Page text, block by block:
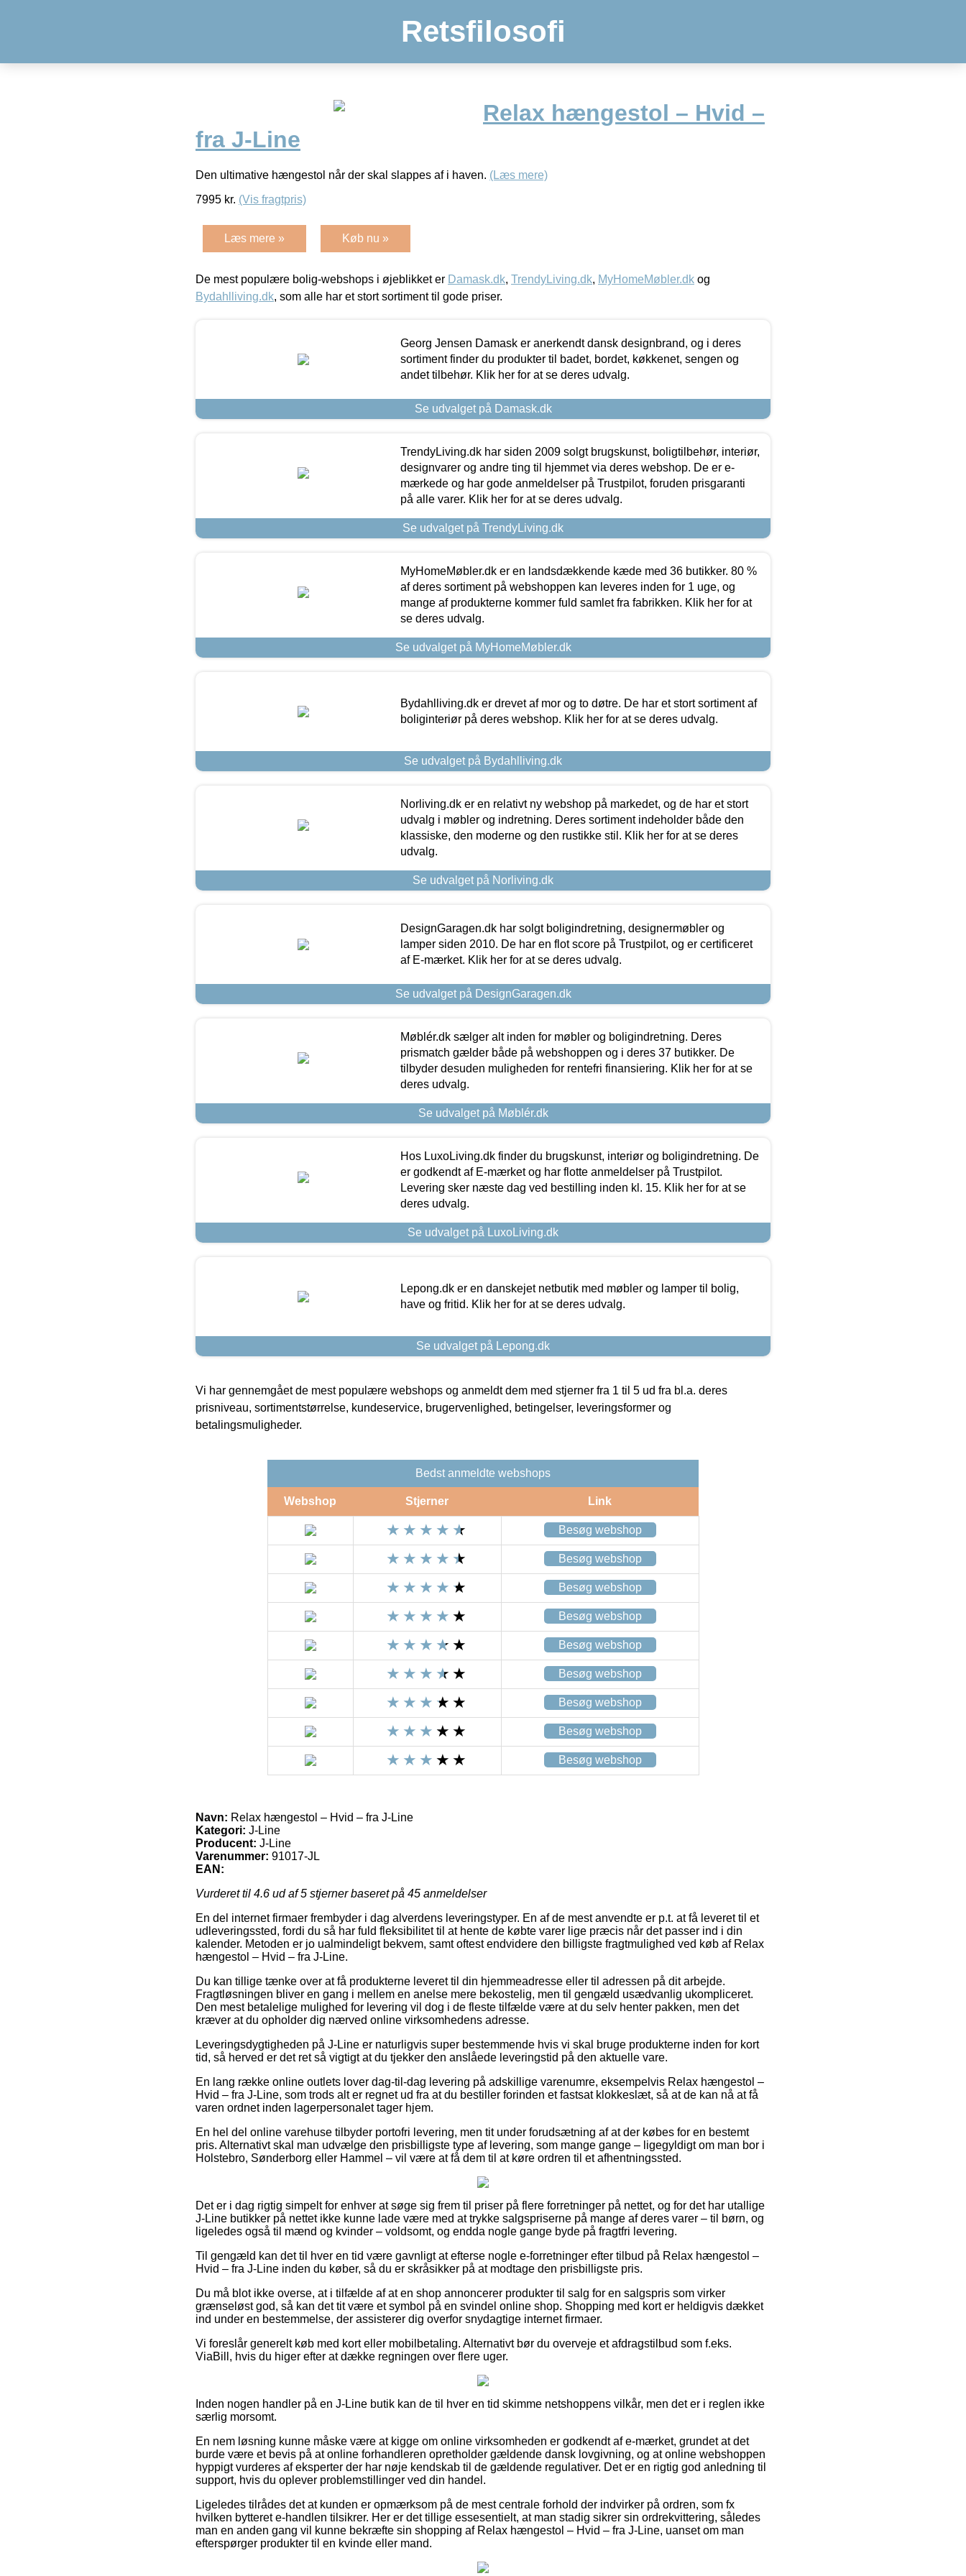
Retsfilosofi
Relax hængestol – Hvid –
fra J-Line
Den ultimative hængestol når der skal slappes af i haven. (Læs mere)
7995 kr. (Vis fragtpris)
Læs mere » Køb nu »
De mest populære bolig-webshops i øjeblikket er Damask.dk, TrendyLiving.dk, MyHomeMøbler.dk og
Bydahlliving.dk, som alle har et stort sortiment til gode priser.
Georg Jensen Damask er anerkendt dansk designbrand, og i deres
sortiment finder du produkter til badet, bordet, køkkenet, sengen og
andet tilbehør. Klik her for at se deres udvalg.
Se udvalget på Damask.dk
TrendyLiving.dk har siden 2009 solgt brugskunst, boligtilbehør, interiør,
designvarer og andre ting til hjemmet via deres webshop. De er e-
mærkede og har gode anmeldelser på Trustpilot, foruden prisgaranti
på alle varer. Klik her for at se deres udvalg.
Se udvalget på TrendyLiving.dk
MyHomeMøbler.dk er en landsdækkende kæde med 36 butikker. 80 %
af deres sortiment på webshoppen kan leveres inden for 1 uge, og
mange af produkterne kommer fuld samlet fra fabrikken. Klik her for at
se deres udvalg.
Se udvalget på MyHomeMøbler.dk
Bydahlliving.dk er drevet af mor og to døtre. De har et stort sortiment af
boliginteriør på deres webshop. Klik her for at se deres udvalg.
Se udvalget på Bydahlliving.dk
Norliving.dk er en relativt ny webshop på markedet, og de har et stort
udvalg i møbler og indretning. Deres sortiment indeholder både den
klassiske, den moderne og den rustikke stil. Klik her for at se deres
udvalg.
Se udvalget på Norliving.dk
DesignGaragen.dk har solgt boligindretning, designermøbler og
lamper siden 2010. De har en flot score på Trustpilot, og er certificeret
af E-mærket. Klik her for at se deres udvalg.
Se udvalget på DesignGaragen.dk
Møblér.dk sælger alt inden for møbler og boligindretning. Deres
prismatch gælder både på webshoppen og i deres 37 butikker. De
tilbyder desuden muligheden for rentefri finansiering. Klik her for at se
deres udvalg.
Se udvalget på Møblér.dk
Hos LuxoLiving.dk finder du brugskunst, interiør og boligindretning. De
er godkendt af E-mærket og har flotte anmeldelser på Trustpilot.
Levering sker næste dag ved bestilling inden kl. 15. Klik her for at se
deres udvalg.
Se udvalget på LuxoLiving.dk
Lepong.dk er en danskejet netbutik med møbler og lamper til bolig,
have og fritid. Klik her for at se deres udvalg.
Se udvalget på Lepong.dk
Vi har gennemgået de mest populære webshops og anmeldt dem med stjerner fra 1 til 5 ud fra bl.a. deres
prisniveau, sortimentstørrelse, kundeservice, brugervenlighed, betingelser, leveringsformer og
betalingsmuligheder.
Bedst anmeldte webshops
Webshop Stjerner Link
Besøg webshop
Besøg webshop
Besøg webshop
Besøg webshop
Besøg webshop
Besøg webshop
Besøg webshop
Besøg webshop
Besøg webshop
Navn: Relax hængestol – Hvid – fra J-Line
Kategori: J-Line
Producent: J-Line
Varenummer: 91017-JL
EAN:
Vurderet til 4.6 ud af 5 stjerner baseret på 45 anmeldelser
En del internet firmaer frembyder i dag alverdens leveringstyper. En af de mest anvendte er p.t. at få leveret til et
udleveringssted, fordi du så har fuld fleksibilitet til at hente de købte varer lige præcis når det passer ind i din
kalender. Metoden er jo ualmindeligt bekvem, samt oftest endvidere den billigste fragtmulighed ved køb af Relax
hængestol – Hvid – fra J-Line.
Du kan tillige tænke over at få produkterne leveret til din hjemmeadresse eller til adressen på dit arbejde.
Fragtløsningen bliver en gang i mellem en anelse mere bekostelig, men til gengæld usædvanlig ukompliceret.
Den mest betalelige mulighed for levering vil dog i de fleste tilfælde være at du selv henter pakken, men det
kræver at du opholder dig nærved online virksomhedens adresse.
Leveringsdygtigheden på J-Line er naturligvis super bestemmende hvis vi skal bruge produkterne inden for kort
tid, så herved er det ret så vigtigt at du tjekker den anslåede leveringstid på den aktuelle vare.
En lang række online outlets lover dag-til-dag levering på adskillige varenumre, eksempelvis Relax hængestol –
Hvid – fra J-Line, som trods alt er regnet ud fra at du bestiller forinden et fastsat klokkeslæt, så at de kan nå at få
varen ordnet inden lagerpersonalet tager hjem.
En hel del online varehuse tilbyder portofri levering, men tit under forudsætning af at der købes for en bestemt
pris. Alternativt skal man udvælge den prisbilligste type af levering, som mange gange – ligegyldigt om man bor i
Holstebro, Sønderborg eller Hammel – vil være at få dem til at køre ordren til et afhentningssted.
Det er i dag rigtig simpelt for enhver at søge sig frem til priser på flere forretninger på nettet, og for det har utallige
J-Line butikker på nettet ikke kunne lade være med at trykke salgspriserne på mange af deres varer – til børn, og
ligeledes også til mænd og kvinder – voldsomt, og endda nogle gange byde på fragtfri levering.
Til gengæld kan det til hver en tid være gavnligt at efterse nogle e-forretninger efter tilbud på Relax hængestol –
Hvid – fra J-Line inden du køber, så du er skråsikker på at modtage den prisbilligste pris.
Du må blot ikke overse, at i tilfælde af at en shop annoncerer produkter til salg for en salgspris som virker
grænseløst god, så kan det tit være et symbol på en svindel online shop. Shopping med kort er heldigvis dækket
ind under en bestemmelse, der assisterer dig overfor snydagtige internet firmaer.
Vi foreslår generelt køb med kort eller mobilbetaling. Alternativt bør du overveje et afdragstilbud som f.eks.
ViaBill, hvis du higer efter at dække regningen over flere uger.
Inden nogen handler på en J-Line butik kan de til hver en tid skimme netshoppens vilkår, men det er i reglen ikke
særlig morsomt.
En nem løsning kunne måske være at kigge om online virksomheden er godkendt af e-mærket, grundet at det
burde være et bevis på at online forhandleren opretholder gældende dansk lovgivning, og at online webshoppen
hyppigt vurderes af eksperter der har nøje kendskab til de gældende regulativer. Det er en rigtig god anledning til
support, hvis du oplever problemstillinger ved din handel.
Ligeledes tilrådes det at kunden er opmærksom på de mest centrale forhold der indvirker på ordren, som fx
hvilken bytteret e-handlen tilsikrer. Her er det tillige essesentielt, at man stadig sikrer sin ordrekvittering, således
man en anden gang vil kunne bekræfte sin shopping af Relax hængestol – Hvid – fra J-Line, uanset om man
efterspørger produkter til en kvinde eller mand.